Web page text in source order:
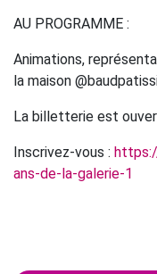
AU PROGRAMME :
Animations,
la maison
La billetterie est
Inscrivez-vous :
ans-de-la-galerie-1